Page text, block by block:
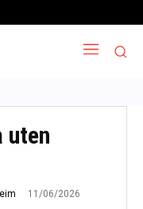
uten
11/06/2026